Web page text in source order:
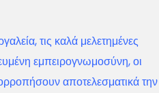
τις καλά μελετημένες
εμπειρογνωμοσύνη, οι
αποτελεσματικά την